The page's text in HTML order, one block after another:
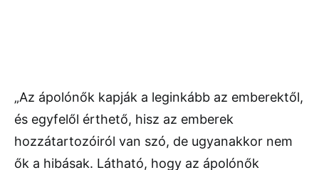
„Az ápolónők kapják a leginkább az emberektől,
és egyfelől érthető, hisz az emberek
hozzátartozóiról van szó, de ugyanakkor nem
ők a hibásak. Látható, hogy az ápolónők